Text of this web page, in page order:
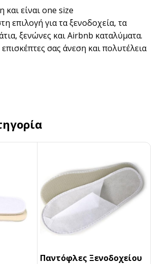
και είναι one size
επιλογή για τα ξενοδοχεία, τα
ξενώνες και Airbnb καταλύματα.
σας άνεση και πολυτέλεια
Παντόφλες Ξενοδοχείου